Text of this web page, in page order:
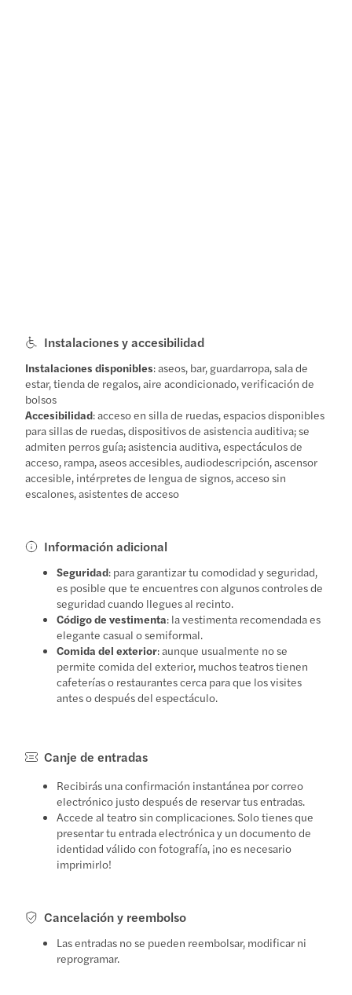
Instalaciones y accesibilidad
Instalaciones disponibles: aseos, bar, guardarropa, sala de
estar, tienda de regalos, aire acondicionado, verificación de
bolsos
Accesibilidad: acceso en silla de ruedas, espacios disponibles
para sillas de ruedas, dispositivos de asistencia auditiva; se
admiten perros guía; asistencia auditiva, espectáculos de
acceso, rampa, aseos accesibles, audiodescripción, ascensor
accesible, intérpretes de lengua de signos, acceso sin
escalones, asistentes de acceso
Información adicional
Seguridad: para garantizar tu comodidad y seguridad,
es posible que te encuentres con algunos controles de
seguridad cuando llegues al recinto.
Código de vestimenta: la vestimenta recomendada es
elegante casual o semiformal.
Comida del exterior: aunque usualmente no se
permite comida del exterior, muchos teatros tienen
cafeterías o restaurantes cerca para que los visites
antes o después del espectáculo.
Canje de entradas
Recibirás una confirmación instantánea por correo
electrónico justo después de reservar tus entradas.
Accede al teatro sin complicaciones. Solo tienes que
presentar tu entrada electrónica y un documento de
identidad válido con fotografía, ¡no es necesario
imprimirlo!
Cancelación y reembolso
Las entradas no se pueden reembolsar, modificar ni
reprogramar.